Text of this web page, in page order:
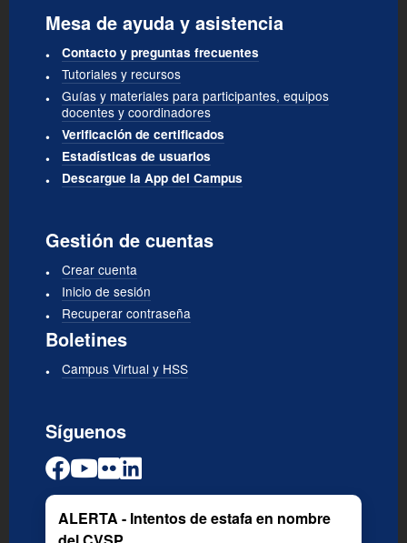
Mesa de ayuda y asistencia
Contacto y preguntas frecuentes
Tutoriales y recursos
Guías y materiales para participantes, equipos
docentes y coordinadores
Verificación de certificados
Estadísticas de usuarios
Descargue la App del Campus
Gestión de cuentas
Crear cuenta
Inicio de sesión
Recuperar contraseña
Boletines
Campus Virtual y HSS
Síguenos
ALERTA - Intentos de estafa en nombre